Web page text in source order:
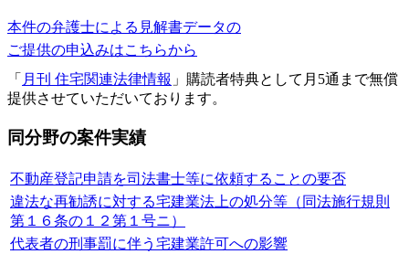
本件の弁護士による見解書データの
ご提供の申込みはこちらから
「 月刊 住宅関連法律情報 」購読者特典として月5通まで無償
提供させていただいております。
同分野の案件実績
不動産登記申請を司法書士等に依頼することの要否
違法な再勧誘に対する宅建業法上の処分等（同法施行規則
第１６条の１２第１号ニ）
代表者の刑事罰に伴う宅建業許可への影響